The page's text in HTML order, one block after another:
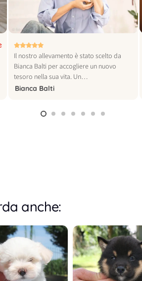
© foto vogue italia
Il nostro allevamento è stato scelto da
Bianca Balti per accogliere un nuovo
tesoro nella sua vita. Un…
Bianca Balti
anche: